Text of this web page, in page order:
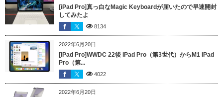
[iPad Pro]真っ白なMagic Keyboardが届いたので早速開封
してみたよ
8134
2022年6月20日
[iPad Pro]WWDC 22後 iPad Pro（第3世代）からM1 iPad
Pro（第...
4022
2022年6月20日